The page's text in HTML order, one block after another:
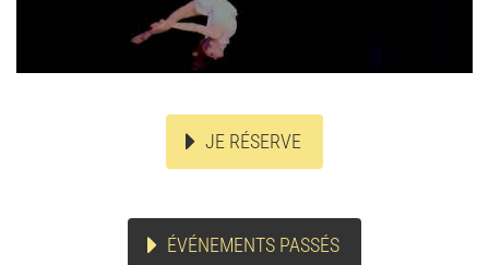
JE RÉSERVE
ÉVÉNEMENTS PASSÉS